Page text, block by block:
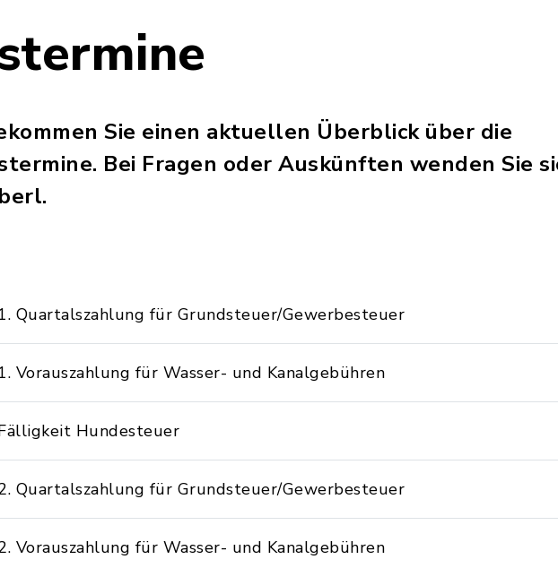
Sie einen aktuellen Überblick über die
Bei Fragen oder Auskünften wenden Sie
Quartalszahlung für Grundsteuer/Gewerbesteuer
Vorauszahlung für Wasser- und Kanalgebühren
Hundesteuer
Quartalszahlung für Grundsteuer/Gewerbesteuer
Vorauszahlung für Wasser- und Kanalgebühren